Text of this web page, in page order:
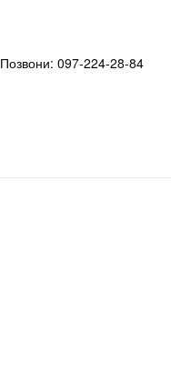
Позвони: 097-224-28-84